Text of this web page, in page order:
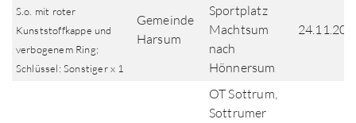
S.o. mit roter
Kunststoffkappe und
verbogenem Ring;
Schlüssel: Sonstiger x 1
Gemeinde
Harsum
Sportplatz
Machtsum
nach
Hönnersum
OT Sottrum,
Sottrumer